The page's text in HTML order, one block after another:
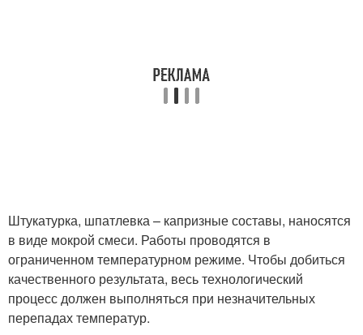
Штукатурка, шпатлевка – капризные составы, наносятся
в виде мокрой смеси. Работы проводятся в
ограниченном температурном режиме. Чтобы добиться
качественного результата, весь технологический
процесс должен выполняться при незначительных
перепадах температур.